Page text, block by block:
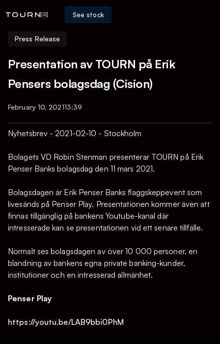
[IR] See stock
Press Release
Presentation av TOURN på Erik
Pensers bolagsdag (Cision)
February 10, 202113:39
Nyhetsbrev - 2021-02-10 - Stockholm
Bolagets VD Robin Stenman presenterar TOURN på Erik
Penser Banks bolagsdag den 11 mars 2021.
Bolagsdagen är Erik Penser Banks flaggskeppevent som
livesänds på Penser Play. Presentationen kommer även att
finnas tillgänglig på bankens Youtube-kanal där
intresserade kan se presentationen vid ett senare tillfälle.
Normalt ses bolagsdagen av över 10 000 personer, en
blandning av bankens egna private banking-kunder,
institutioner och en intresserad allmänhet.
Penser Play
https://youtu.be/LAB9bbi0PhM